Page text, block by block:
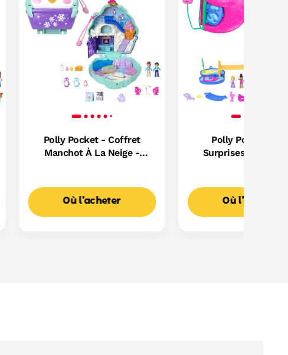
Polly Pocket - Coffret
Manchot À La Neige -
Où l'acheter
Polly Pocket -
Surprises
Où l'acheter